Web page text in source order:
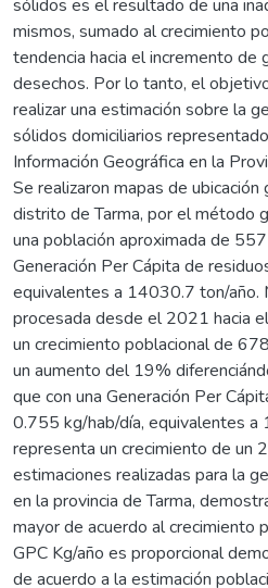
sólidos es el resultado de una
mismos, sumado al crecimiento
tendencia hacia el incremento de
desechos. Por lo tanto, el
realizar una estimación sobre la
sólidos domiciliarios
Información Geográfica en la
Se realizaron mapas de
distrito de Tarma, por el método
una población aproximada de
Generación Per Cápita de
equivalentes a 14030.7 ton/año.
procesada desde el 2021 hacia
un crecimiento poblacional de
un aumento del 19%
que con una Generación Per
0.755 kg/hab/día, equivalentes a
representa un crecimiento de un
estimaciones realizadas para la
en la provincia de Tarma,
mayor de acuerdo al crecimiento
GPC Kg/año es proporcional
de acuerdo a la estimación